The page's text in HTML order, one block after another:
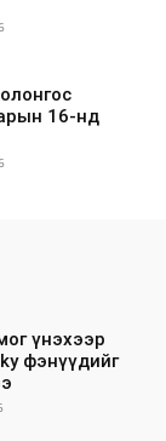
16-нд
үнэхээр
фэнүүдийг